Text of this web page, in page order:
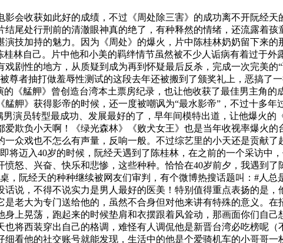
会收获如此好的成绩，不过《周处除三害》的成功离不开阮经
尾处行刑前的清澈眼神真的绝了，有种释然的情绪，还流露着
技加持的魅力。因为《周处》的爆火，片中陈桂林奶奶留下来
林自己。片中他和小美的羁绊情节虽然被不少人诟病有着过于
剧性的地方，从质疑到成为再到怀疑最后反杀，完成一次完美
尊者抽打做羞辱性测试的这段去年还被搬到了颁奖礼上，恶搞了
《艋舺》曾创造台湾本土票房纪录，也让他收获了最佳男主角
舺》获得影帝的时候，还一度被嘲讽为“最水影帝”，不过十多
演员转型最成功、发展最好的了，早年间模特出道，让他爆火
欺负小天啊！《绿光森林》《败犬女王》也是当年收视率爆火
众戏也不怎么有声量，反响一般。不过综艺里的小天还是贡献
将迈入40岁的时候，阮经天遇到了陈桂林，在之前的一个采访中
怒、兴奋、快乐和悲惨，这些种种。恰恰在40岁前夕，我遇到
，阮经天的种种继续被网友们审判，有个微博热搜话题叫：#人
说，不得不说实力是男人最好的医美！特别值得重点表扬的是
老大为专门送给他的，虽然不合身但对他来讲有特殊的意义。
上晃荡，跑起来的时候垫肩和衣摆跟着风耸动，那画面你们自
将西装穿出自己的格调，难怪有人调侃他是新晋台湾必吃榜呢
看他的社交账号就能发现，生活中的他是个爱骑机车的小哥哥